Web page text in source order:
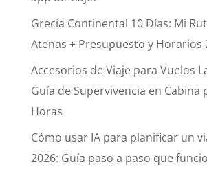
Grecia Continental 10 Días: Mi
Atenas + Presupuesto y Horarios
Accesorios de Viaje para Vuelos
Guía de Supervivencia en Cabina
Horas
Cómo usar IA para planificar un
2026: Guía paso a paso que